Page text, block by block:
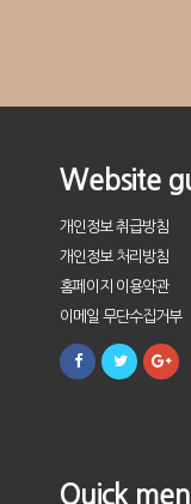
Website
개인정보 취급방침
개인정보 처리방침
홈페이지 이용약관
이메일 무단수집거부
Quick